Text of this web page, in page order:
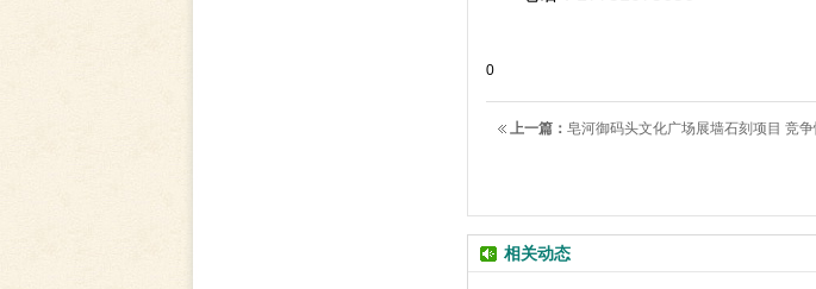
0
上一篇： 皂河御码头文化广场展墙石刻项目 竞
相关动态